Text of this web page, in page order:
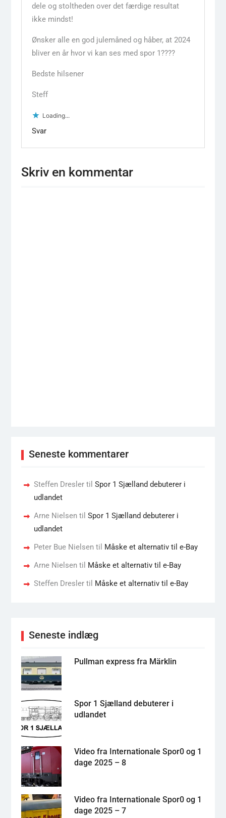
dele og stoltheden over det færdige resultat
ikke mindst!
Ønsker alle en god julemåned og håber, at 2024
bliver en år hvor vi kan ses med spor 1????
Bedste hilsener
Steff
Loading...
Svar
Skriv en kommentar
Seneste kommentarer
Steffen Dreslertil Spor 1 Sjælland debuterer i
udlandet
Arne Nielsentil Spor 1 Sjælland debuterer i
udlandet
Peter Bue Nielsentil Måske et alternativ til e-Bay
Arne Nielsentil Måske et alternativ til e-Bay
Steffen Dreslertil Måske et alternativ til e-Bay
Seneste indlæg
Pullman express fra Märklin
Spor 1 Sjælland debuterer i
udlandet
Video fra Internationale Spor0 og 1
dage 2025 – 8
Video fra Internationale Spor0 og 1
dage 2025 – 7